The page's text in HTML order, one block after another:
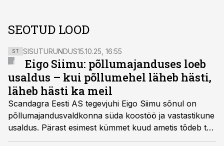
SEOTUD LOOD
ST SISUTURUNDUS15.10.25, 16:55
Eigo Siimu: põllumajanduses loeb
usaldus – kui põllumehel läheb hästi,
läheb hästi ka meil
Scandagra Eesti AS tegevjuhi Eigo Siimu sõnul on
põllumajandusvaldkonna süda koostöö ja vastastikune
usaldus. Pärast esimest kümmet kuud ametis tõdeb ta,
et sektor on küll keerulises seisus, kuid just nüüd on